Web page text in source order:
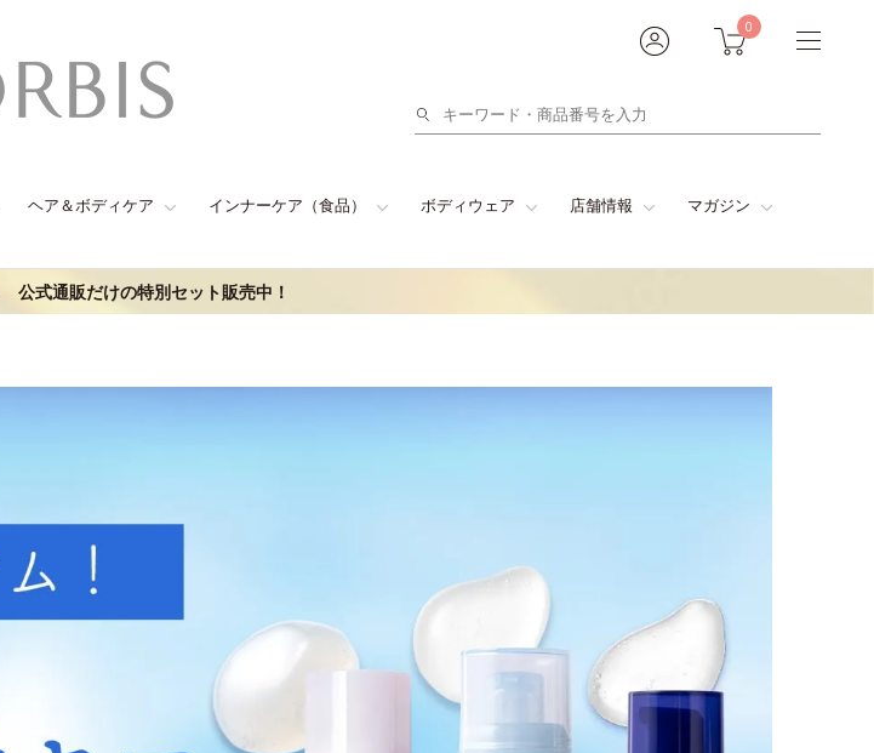
0
検
ヘア＆ボディケア インナーケア（食品） ボディウェア 店舗情報 マガジン
公式通販だけの特別セット販売中！